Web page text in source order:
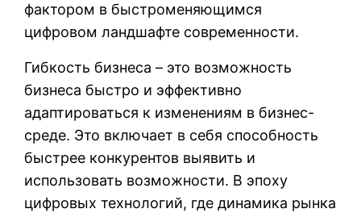
фактором в быстроменяющимся
цифровом ландшафте современности.
Гибкость бизнеса – это возможность
бизнеса быстро и эффективно
адаптироваться к изменениям в бизнес-
среде. Это включает в себя способность
быстрее конкурентов выявить и
использовать возможности. В эпоху
цифровых технологий, где динамика рынка